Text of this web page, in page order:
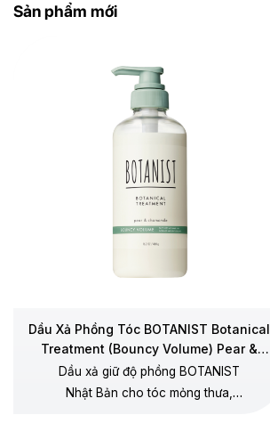
Sản phẩm mới
Dầu Xả Phồng Tóc BOTANIST Botanical
Treatment (Bouncy Volume) Pear &
Chamomile
Dầu xả giữ độ phồng BOTANIST
Nhật Bản cho tóc mỏng thưa,